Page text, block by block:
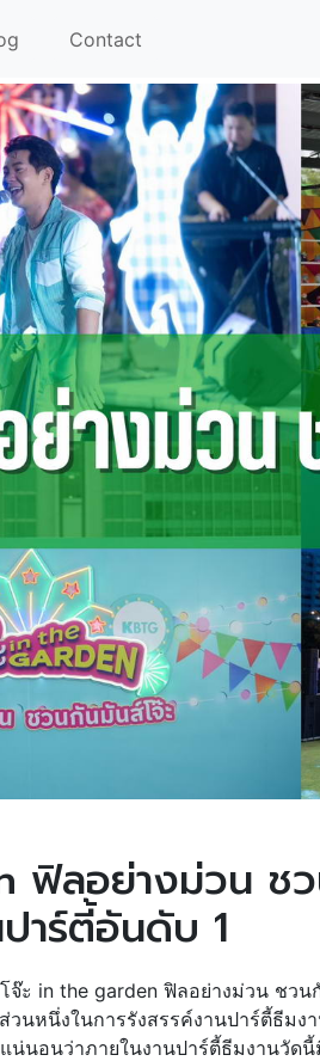
Contact
ลอย่างม่วน ชว
าร์ตี้อันดับ 1
ะ in the garden ฟิลอย่างม่วน ชว
วนหนึ่งในการรังสรรค์งานปาร์ตี้ธีม
นอนว่าภายในงานปาร์ตี้ธีมงานวัด